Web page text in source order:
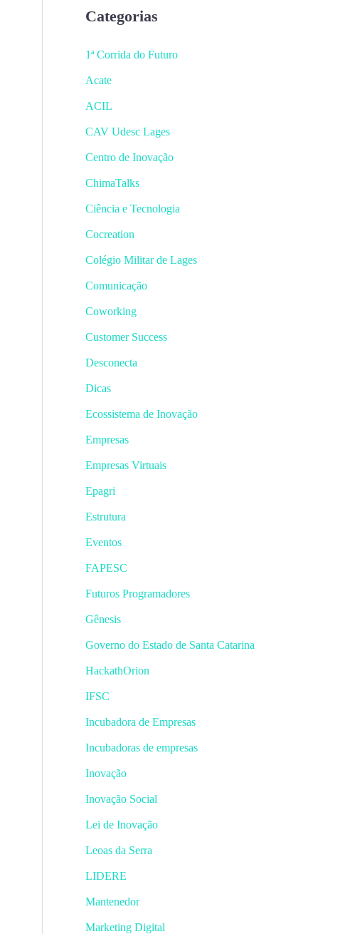
Categorias
1ª Corrida do Futuro
Acate
ACIL
CAV Udesc Lages
Centro de Inovação
ChimaTalks
Ciência e Tecnologia
Cocreation
Colégio Militar de Lages
Comunicação
Coworking
Customer Success
Desconecta
Dicas
Ecossistema de Inovação
Empresas
Empresas Virtuais
Epagri
Estrutura
Eventos
FAPESC
Futuros Programadores
Gênesis
Governo do Estado de Santa Catarina
HackathOrion
IFSC
Incubadora de Empresas
Incubadoras de empresas
Inovação
Inovação Social
Lei de Inovação
Leoas da Serra
LIDERE
Mantenedor
Marketing Digital